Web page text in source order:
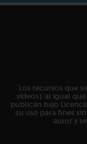
Los recursos que
vídeos), al igual
publican bajo
su uso para fines
autor y